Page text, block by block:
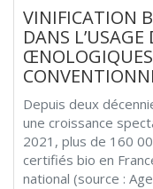
VINIFICATION
DANS
Depuis deux
une croissance
2021, plus de 160
certifiés bio en
national (source :